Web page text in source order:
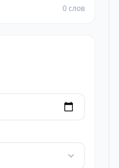
0 слов